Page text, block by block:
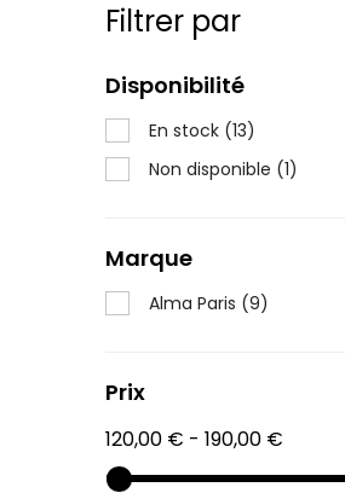
Filtrer par
Disponibilité
En stock (13)
Non disponible (1)
Marque
Alma Paris (9)
Prix
120,00 € - 190,00 €